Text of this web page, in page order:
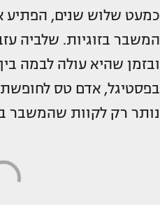
כמעט שלוש שנים, הפתיע
המשבר בזוגיות. שלביה
ובזמן שהיא עולה לבמה
בפסטיגל, אדם טס
נותר רק לקוות שהמשבר